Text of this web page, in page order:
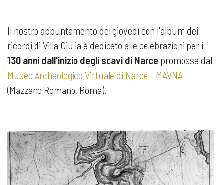
Il nostro appuntamento del giovedì con l'album dei
ricordi di Villa Giulia è dedicato alle celebrazioni per i
130 anni dall'inizio degli scavi di Narce promosse dal
Museo Archeologico Virtuale di Narce - MAVNA
(Mazzano Romano, Roma).